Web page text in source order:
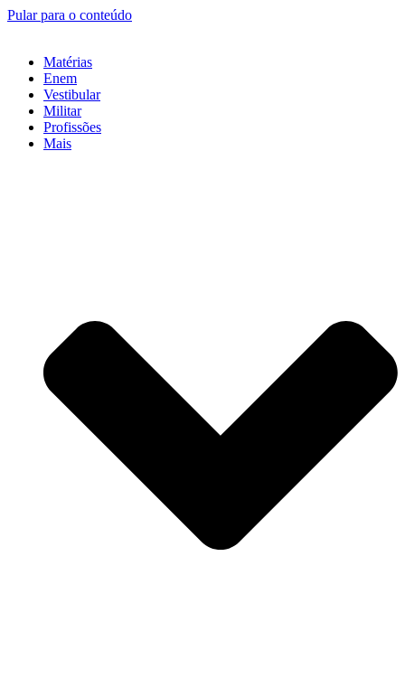
Pular para o conteúdo
Matérias
Enem
Vestibular
Militar
Profissões
Mais